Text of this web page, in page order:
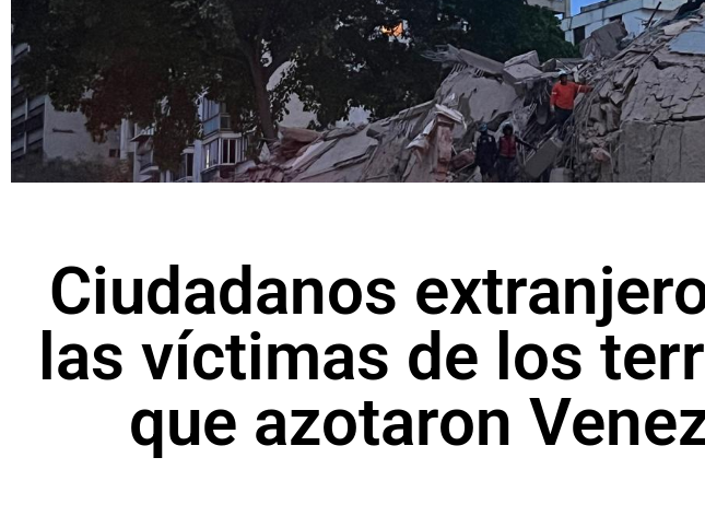
Ciudadanos
las víctimas de los
que azotaron